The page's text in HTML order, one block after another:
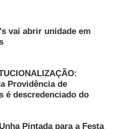
vai abrir unidade em
Providência de
é descredenciado do
Pintada para a Festa